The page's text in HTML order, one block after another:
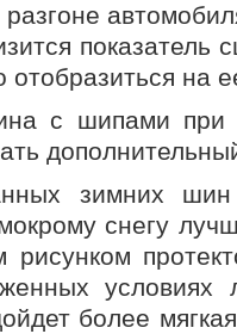
отобразиться на
с шипами при
зимних шин
снегу
условиях
более